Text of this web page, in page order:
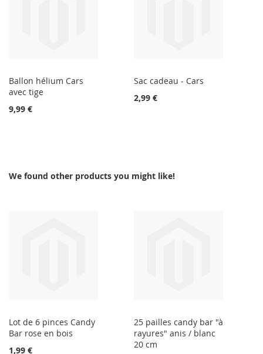
Ballon hélium Cars
avec tige
9,99 €
Sac cadeau - Cars
2,99 €
We found other products you might like!
Lot de 6 pinces Candy
Bar rose en bois
1,99 €
25 pailles candy bar "à
rayures" anis / blanc
20 cm